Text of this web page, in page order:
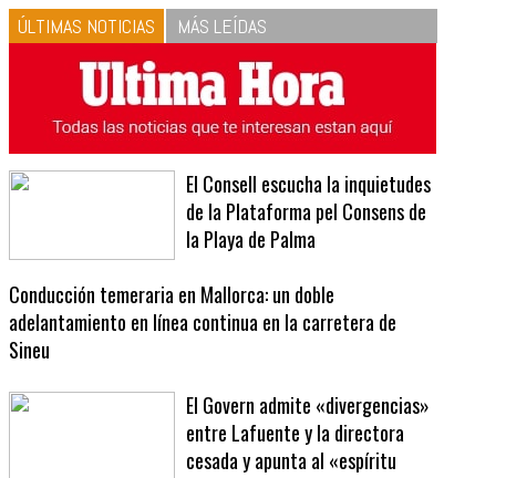
respeta las proporciones.
Recetas de vinagreta
ÚLTIMAS NOTICIAS MÁS LEÍDAS
de la Plataforma pel Consens de
la Playa de Palma
adelantamiento en línea continua en la carretera de